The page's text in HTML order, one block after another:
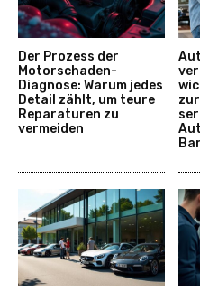
Der Prozess der
Motorschaden-
Diagnose: Warum jedes
Detail zählt, um teure
Reparaturen zu
vermeiden